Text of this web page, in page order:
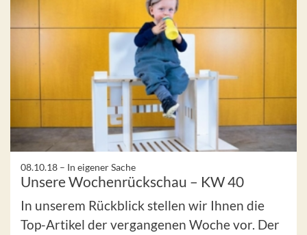
08.10.18 – In eigener Sache
Unsere Wochenrückschau – KW 40
In unserem Rückblick stellen wir Ihnen die
Top-Artikel der vergangenen Woche vor. Der